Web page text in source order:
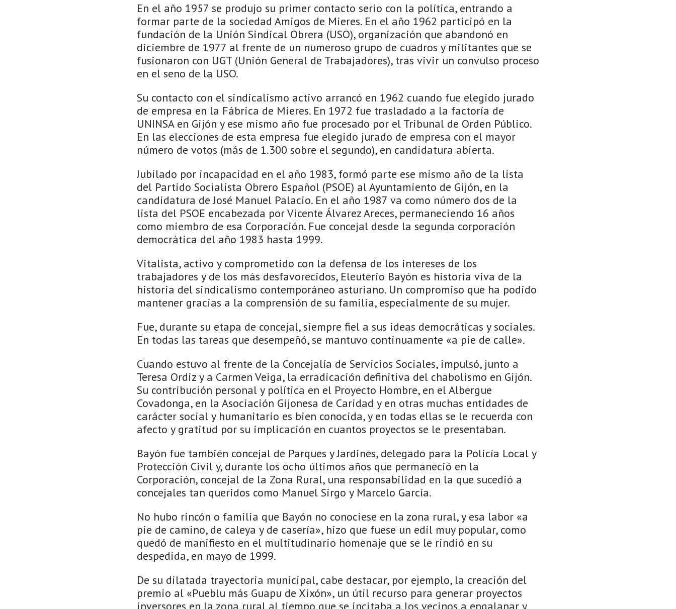
En el año 1957 se produjo su primer contacto serio con la política, entrando a
formar parte de la sociedad Amigos de Mieres. En el año 1962 participó en la
fundación de la Unión Sindical Obrera (USO), organización que abandonó en
diciembre de 1977 al frente de un numeroso grupo de cuadros y militantes que se
fusionaron con UGT (Unión General de Trabajadores), tras vivir un convulso proceso
en el seno de la USO.
Su contacto con el sindicalismo activo arrancó en 1962 cuando fue elegido jurado
de empresa en la Fábrica de Mieres. En 1972 fue trasladado a la factoría de
UNINSA en Gijón y ese mismo año fue procesado por el Tribunal de Orden Público.
En las elecciones de esta empresa fue elegido jurado de empresa con el mayor
número de votos (más de 1.300 sobre el segundo), en candidatura abierta.
Jubilado por incapacidad en el año 1983, formó parte ese mismo año de la lista
del Partido Socialista Obrero Español (PSOE) al Ayuntamiento de Gijón, en la
candidatura de José Manuel Palacio. En el año 1987 va como número dos de la
lista del PSOE encabezada por Vicente Álvarez Areces, permaneciendo 16 años
como miembro de esa Corporación. Fue concejal desde la segunda corporación
democrática del año 1983 hasta 1999.
Vitalista, activo y comprometido con la defensa de los intereses de los
trabajadores y de los más desfavorecidos, Eleuterio Bayón es historia viva de la
historia del sindicalismo contemporáneo asturiano. Un compromiso que ha podido
mantener gracias a la comprensión de su familia, especialmente de su mujer.
Fue, durante su etapa de concejal, siempre fiel a sus ideas democráticas y sociales.
En todas las tareas que desempeñó, se mantuvo continuamente «a pie de calle».
Cuando estuvo al frente de la Concejalía de Servicios Sociales, impulsó, junto a
Teresa Ordiz y a Carmen Veiga, la erradicación definitiva del chabolismo en Gijón.
Su contribución personal y política en el Proyecto Hombre, en el Albergue
Covadonga, en la Asociación Gijonesa de Caridad y en otras muchas entidades de
carácter social y humanitario es bien conocida, y en todas ellas se le recuerda con
afecto y gratitud por su implicación en cuantos proyectos se le presentaban.
Bayón fue también concejal de Parques y Jardines, delegado para la Policía Local y
Protección Civil y, durante los ocho últimos años que permaneció en la
Corporación, concejal de la Zona Rural, una responsabilidad en la que sucedió a
concejales tan queridos como Manuel Sirgo y Marcelo García.
No hubo rincón o familia que Bayón no conociese en la zona rural, y esa labor «a
pie de camino, de caleya y de casería», hizo que fuese un edil muy popular, como
quedó de manifiesto en el multitudinario homenaje que se le rindió en su
despedida, en mayo de 1999.
De su dilatada trayectoria municipal, cabe destacar, por ejemplo, la creación del
premio al «Pueblu más Guapu de Xixón», un útil recurso para generar proyectos
inversores en la zona rural al tiempo que se incitaba a los vecinos a engalanar y